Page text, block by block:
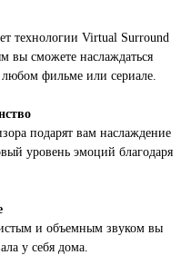
технологии Virtual Surround
вы сможете наслаждаться
фильме или сериале.
подарят вам наслаждение
уровень эмоций благодаря
и объемным звуком вы
у себя дома.